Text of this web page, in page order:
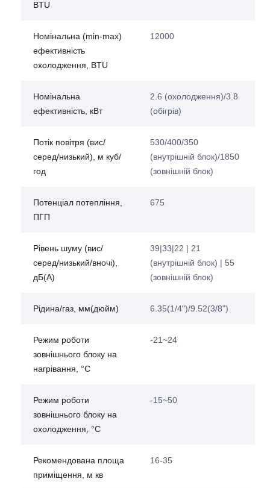
BTU
Номінальна (min-max)
ефективність
охолодження, BTU
12000
Номінальна
ефективність, кВт
2.6 (охолодження)/3.8
(обігрів)
Потік повітря (вис/
серед/низький), м куб/
год
530/400/350
(внутрішній блок)/1850
(зовнішній блок)
Потенціал потепління,
ПГП
675
Рівень шуму (вис/
серед/низький/вночі),
дБ(A)
39|33|22 | 21
(внутрішній блок) | 55
(зовнішній блок)
Рідина/газ, мм(дюйм) 6.35(1/4")/9.52(3/8")
Режим роботи
зовнішнього блоку на
нагрівання, °С
-21~24
Режим роботи
зовнішнього блоку на
охолодження, °С
-15~50
Рекомендована площа
приміщення, м кв
16-35